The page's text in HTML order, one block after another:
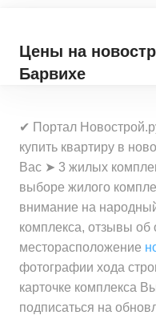
Цены на
Барвихе
✔ Портал
купить квартиру в
Вас ➤ 3 жилых
выборе жилого
внимание на
комплекса, отзывы об
месторасположение
фотографии хода
карточке комплекса
подписаться на